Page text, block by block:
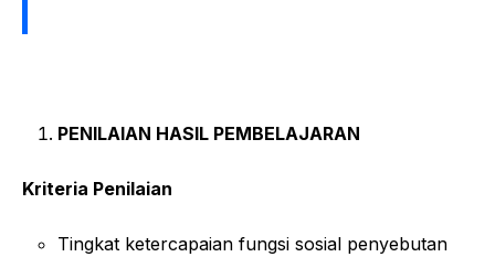
PENILAIAN HASIL PEMBELAJARAN
Kriteria Penilaian
Tingkat ketercapaian fungsi sosial penyebutan